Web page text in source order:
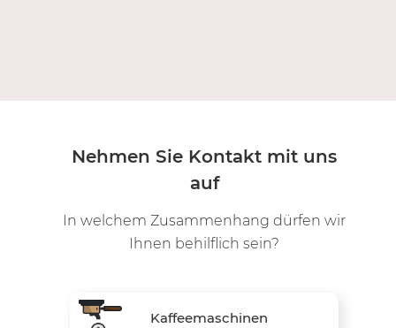
Nehmen Sie Kontakt mit uns
auf
In welchem Zusammenhang dürfen wir
Ihnen behilflich sein?
Kaffeemaschinen